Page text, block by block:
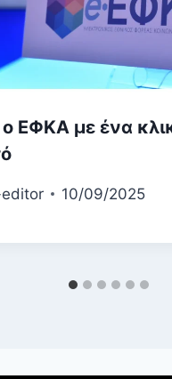
ΕΦΚΑ με ένα
10/09/2025